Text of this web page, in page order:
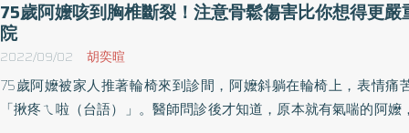
健科主任 陳文玲醫師現場提供健康衛教，為民眾的健康把關，同時
溫泉之最，使身心靈舒暢充滿活力，讓礁溪成為最美麗的健康城市
滿載。 為打造礁溪鄉成為全國最好最棒最優質的溫泉健康城市，縣府致力宣導改善
各項溫泉業設施及推動各項溫泉活動，12月2日持續規劃辦理礁
動，未來持續努力進行相關修繕及優化工程，完善礁溪溫泉業者
75歲阿嬤咳到胸椎斷裂！注意骨鬆傷害比你想得更
院
2022/09/02 胡奕暄
75歲阿嬤被家人推著輪椅來到診間，阿嬤斜躺在輪椅上，表情痛
「揪疼ㄟ啦（台語）」。醫師問診後才知道，原本就有氣喘的阿嬤